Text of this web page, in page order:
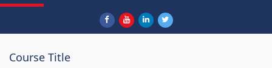
Course Title